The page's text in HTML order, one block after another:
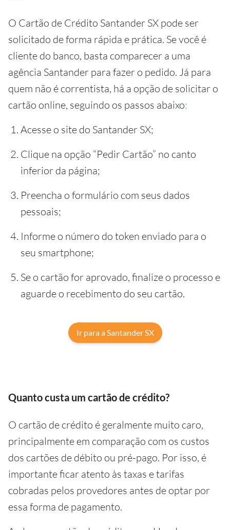
O Cartão de Crédito Santander SX pode ser
solicitado de forma rápida e prática. Se você é
cliente do banco, basta comparecer a uma
agência Santander para fazer o pedido. Já para
quem não é correntista, há a opção de solicitar o
cartão online, seguindo os passos abaixo:
Acesse o site do Santander SX;
Clique na opção “Pedir Cartão” no canto
inferior da página;
Preencha o formulário com seus dados
pessoais;
Informe o número do token enviado para o
seu smartphone;
Se o cartão for aprovado, finalize o processo e
aguarde o recebimento do seu cartão.
Ir para a Santander SX
Quanto custa um cartão de crédito?
O cartão de crédito é geralmente muito caro,
principalmente em comparação com os custos
dos cartões de débito ou pré-pago. Por isso, é
importante ficar atento às taxas e tarifas
cobradas pelos provedores antes de optar por
essa forma de pagamento.